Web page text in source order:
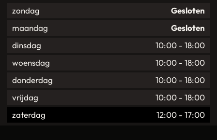
zondag
Gesloten
maandag
Gesloten
dinsdag
10:00 - 18:00
woensdag
10:00 - 18:00
donderdag
10:00 - 18:00
vrijdag
10:00 - 18:00
zaterdag
12:00 - 17:00